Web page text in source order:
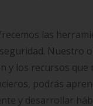
las
Nuestro
y los recursos
podrás
y desarrollar